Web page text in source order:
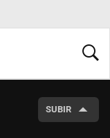
SUBIR